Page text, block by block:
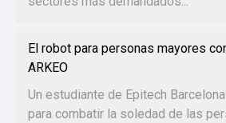
El robot para personas mayores
ARKEO
Un estudiante de Epitech
para combatir la soledad de las